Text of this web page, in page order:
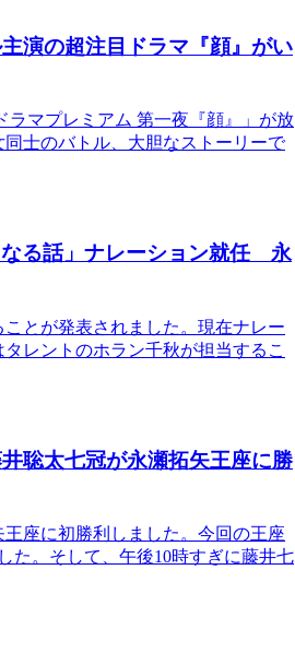
演の超注目ドラマ『顔』がい
ラマプレミアム 第一夜『顔』」が放
士のバトル、大胆なストーリーで
なる話」ナレーション就任 永
とが発表されました。現在ナレー
レントのホラン千秋が担当するこ
聡太七冠が永瀬拓矢王座に勝
座に初勝利しました。今回の王座
た。そして、午後10時すぎに藤井七